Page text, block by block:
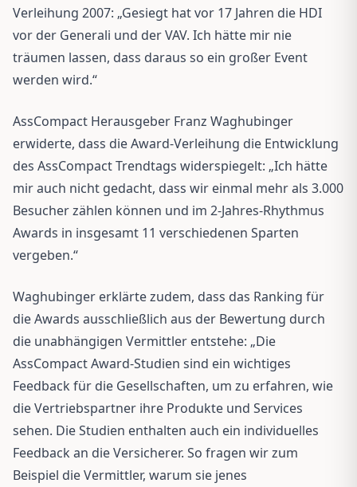
Verleihung 2007: „Gesiegt hat vor 17 Jahren die HDI
vor der Generali und der VAV. Ich hätte mir nie
träumen lassen, dass daraus so ein großer Event
werden wird.“
AssCompact Herausgeber Franz Waghubinger
erwiderte, dass die Award-Verleihung die Entwicklung
des AssCompact Trendtags widerspiegelt: „Ich hätte
mir auch nicht gedacht, dass wir einmal mehr als 3.000
Besucher zählen können und im 2-Jahres-Rhythmus
Awards in insgesamt 11 verschiedenen Sparten
vergeben.“
Waghubinger erklärte zudem, dass das Ranking für
die Awards ausschließlich aus der Bewertung durch
die unabhängigen Vermittler entstehe: „Die
AssCompact Award-Studien sind ein wichtiges
Feedback für die Gesellschaften, um zu erfahren, wie
die Vertriebspartner ihre Produkte und Services
sehen. Die Studien enthalten auch ein individuelles
Feedback an die Versicherer. So fragen wir zum
Beispiel die Vermittler, warum sie jenes